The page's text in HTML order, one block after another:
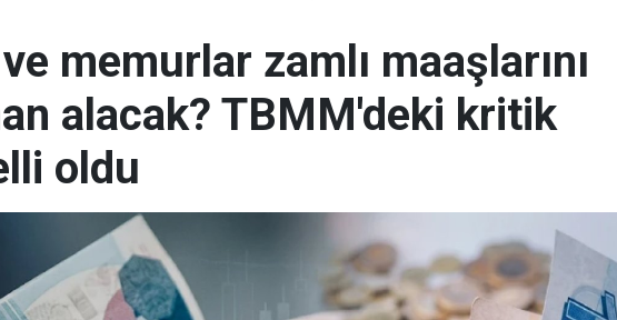
memurlar zamlı maaşlarını
alacak? TBMM'deki kritik
oldu